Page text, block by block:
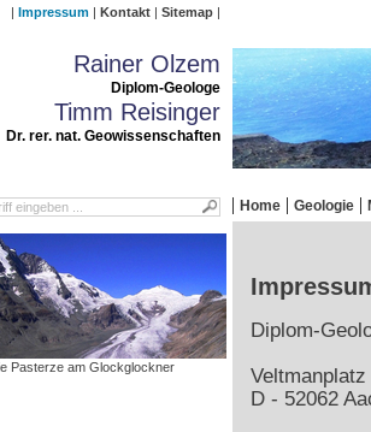
Impressum Kontakt Sitemap
Rainer Olzem
Diplom-Geologe
Timm Reisinger
Dr. rer. nat. Geowissenschaften
Home Geologie
Pasterze am Glockglockner
Diplom-
Veltmanplatz
D - 52062